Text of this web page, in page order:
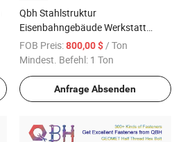
Qbh Stahlstruktur
Eisenbahngebäude Werkstatt
Plattform Fertighaus Dachrahmen
Gehweg Boden Brückenbau
Ersatzteil Einheit
FOB Preis:800,00 $/ Ton
Mindest. Befehl: 1 Ton
Anfrage Absenden